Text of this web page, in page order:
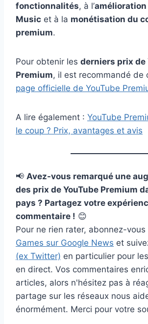
fonctionnalités, à l’amélioration
Music et à la monétisation du
premium.
Pour obtenir les derniers prix de
Premium, il est recommandé de
page officielle de YouTube
A lire également : YouTube
le coup ? Prix, avantages et avis
📢 Avez-vous remarqué une
des prix de YouTube Premium
pays ? Partagez votre
commentaire ! 😊
Pour ne rien rater, abonnez-vous
Games sur Google News et
(ex Twitter) en particulier pour
en direct. Vos commentaires
articles, alors n'hésitez pas à
partage sur les réseaux nous
énormément. Merci pour votre